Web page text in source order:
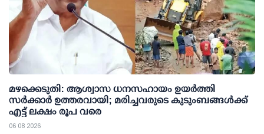
മഴക്കെടുതി: ആശ്വാസ ധനസഹായം ഉയര്‍ത്തി
സര്‍ക്കാര്‍ ഉത്തരവായി; മരിച്ചവരുടെ കുടുംബങ്ങള്‍ക്ക്
എട്ട് ലക്ഷം രൂപ വരെ
06 08 2026